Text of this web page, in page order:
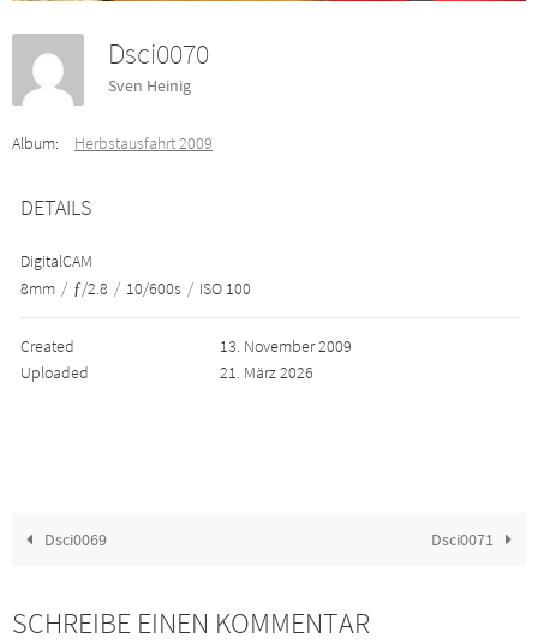
Dsci0070
Sven Heinig
Album: Herbstausfahrt 2009
DETAILS
DigitalCAM
8mm / ƒ/2.8 / 10/600s / ISO 100
Created
13. November 2009
Uploaded
21. März 2026
Dsci0069 Dsci0071
SCHREIBE EINEN KOMMENTAR